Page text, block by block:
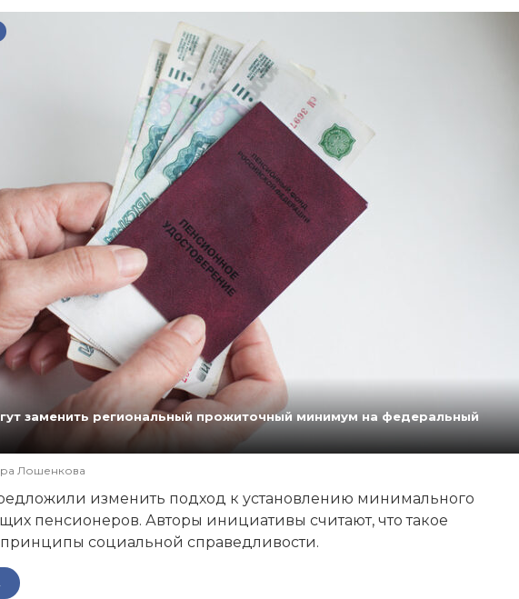
заменить региональный прожиточный минимум на федеральный
Лошенкова
изменить подход к установлению минимального
пенсионеров. Авторы инициативы считают, что такое
социальной справедливости.